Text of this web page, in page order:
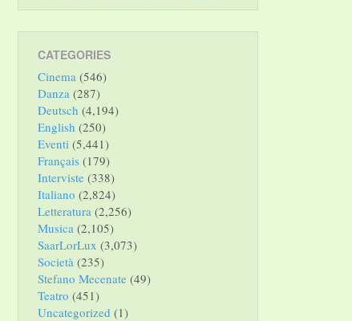
CATEGORIES
Cinema (546)
Danza (287)
Deutsch (4,194)
English (250)
Eventi (5,441)
Français (179)
Interviste (338)
Italiano (2,824)
Letteratura (2,256)
Musica (2,105)
SaarLorLux (3,073)
Società (235)
Stefano Mecenate (49)
Teatro (451)
Uncategorized (1)